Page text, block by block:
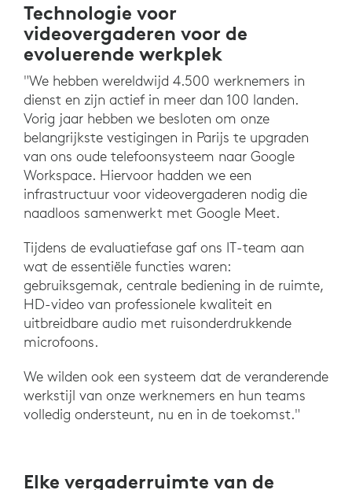
Technologie voor
videovergaderen voor de
evoluerende werkplek
"We hebben wereldwijd 4.500 werknemers in
dienst en zijn actief in meer dan 100 landen.
Vorig jaar hebben we besloten om onze
belangrijkste vestigingen in Parijs te upgraden
van ons oude telefoonsysteem naar Google
Workspace. Hiervoor hadden we een
infrastructuur voor videovergaderen nodig die
naadloos samenwerkt met Google Meet.
Tijdens de evaluatiefase gaf ons IT-team aan
wat de essentiële functies waren:
gebruiksgemak, centrale bediening in de ruimte,
HD-video van professionele kwaliteit en
uitbreidbare audio met ruisonderdrukkende
microfoons.
We wilden ook een systeem dat de veranderende
werkstijl van onze werknemers en hun teams
volledig ondersteunt, nu en in de toekomst."
Elke vergaderruimte van de